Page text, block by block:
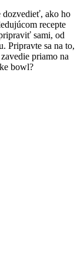
dozvedieť, ako ho
recepte
sami, od
Pripravte sa na to,
priamo na
bowl?